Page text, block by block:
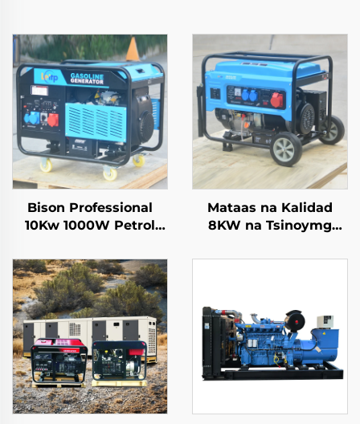
Bison Professional
10Kw 1000W Petrol
Single Phase 110V
220V 380V 50Hz 60Hz
Frequency DC Output
Mataas na Kalidad
8KW na Tsinoymg
6500 Rated Power
Structure Engine for
Sale